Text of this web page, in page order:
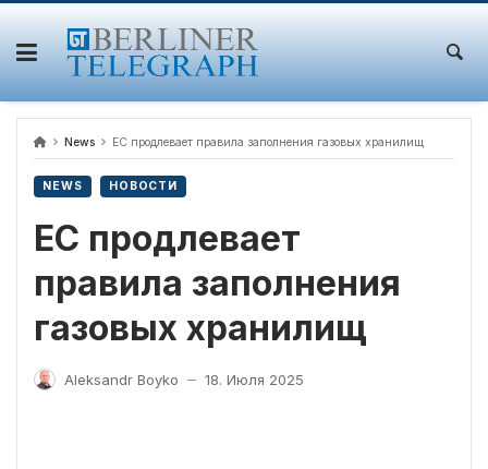
Skip
content
News ЕС продлевает правила заполнения газовых хранилищ
NEWS НОВОСТИ
ЕС продлевает
правила заполнения
газовых хранилищ
Aleksandr Boyko — 18. Июля 2025